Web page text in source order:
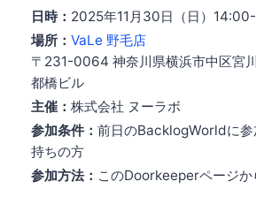
日時： 2025年11月30日（日）
場所： VaLe 野毛店
〒231-0064 神奈川県横浜市中区宮
都橋ビル
主催： 株式会社 ヌーラボ
参加条件： 前日のBacklogWorldに参
持ちの方
参加方法： このDoorkeeperページか